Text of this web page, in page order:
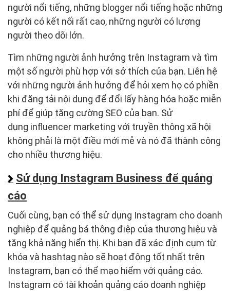
người nổi tiếng, những blogger nổi tiếng hoặc những
người có kết nối rất cao, những người có lượng
người theo dõi lớn.
Tìm những người ảnh hưởng trên Instagram và tìm
một số người phù hợp với sở thích của bạn. Liên hệ
với những người ảnh hưởng để hỏi xem họ có phiền
khi đăng tải nội dung để đổi lấy hàng hóa hoặc miễn
phí để giúp tăng cường SEO của bạn. Sử
dụng influencer marketing với truyền thông xã hội
không phải là một điều mới mẻ và nó đã thành công
cho nhiều thương hiệu.
Sử dụng Instagram Business để quảng
cáo
Cuối cùng, bạn có thể sử dụng Instagram cho doanh
nghiệp để quảng bá thông điệp của thương hiệu và
tăng khả năng hiển thị. Khi bạn đã xác định cụm từ
khóa và hashtag nào sẽ hoạt động tốt nhất trên
Instagram, bạn có thể mạo hiểm với quảng cáo.
Instagram có tài khoản quảng cáo doanh nghiệp